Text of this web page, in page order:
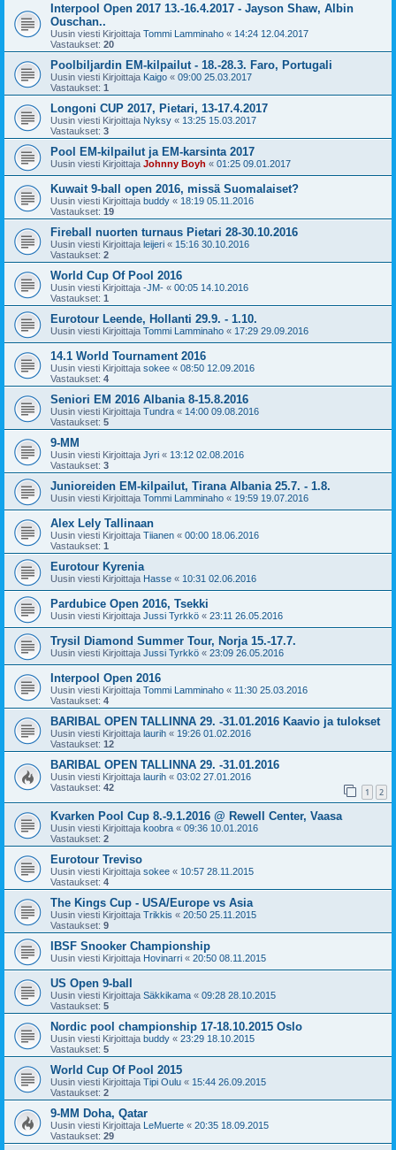
Interpool Open 2017 13.-16.4.2017 - Jayson Shaw, Albin
Ouschan..
Uusin viesti Kirjoittaja Tommi Lamminaho « 14:24 12.04.2017
Vastaukset: 20
Poolbiljardin EM-kilpailut - 18.-28.3. Faro, Portugali
Uusin viesti Kirjoittaja Kaigo « 09:00 25.03.2017
Vastaukset: 1
Longoni CUP 2017, Pietari, 13-17.4.2017
Uusin viesti Kirjoittaja Nyksy « 13:25 15.03.2017
Vastaukset: 3
Pool EM-kilpailut ja EM-karsinta 2017
Uusin viesti Kirjoittaja Johnny Boyh « 01:25 09.01.2017
Kuwait 9-ball open 2016, missä Suomalaiset?
Uusin viesti Kirjoittaja buddy « 18:19 05.11.2016
Vastaukset: 19
Fireball nuorten turnaus Pietari 28-30.10.2016
Uusin viesti Kirjoittaja leijeri « 15:16 30.10.2016
Vastaukset: 2
World Cup Of Pool 2016
Uusin viesti Kirjoittaja -JM- « 00:05 14.10.2016
Vastaukset: 1
Eurotour Leende, Hollanti 29.9. - 1.10.
Uusin viesti Kirjoittaja Tommi Lamminaho « 17:29 29.09.2016
14.1 World Tournament 2016
Uusin viesti Kirjoittaja sokee « 08:50 12.09.2016
Vastaukset: 4
Seniori EM 2016 Albania 8-15.8.2016
Uusin viesti Kirjoittaja Tundra « 14:00 09.08.2016
Vastaukset: 5
9-MM
Uusin viesti Kirjoittaja Jyri « 13:12 02.08.2016
Vastaukset: 3
Junioreiden EM-kilpailut, Tirana Albania 25.7. - 1.8.
Uusin viesti Kirjoittaja Tommi Lamminaho « 19:59 19.07.2016
Alex Lely Tallinaan
Uusin viesti Kirjoittaja Tiianen « 00:00 18.06.2016
Vastaukset: 1
Eurotour Kyrenia
Uusin viesti Kirjoittaja Hasse « 10:31 02.06.2016
Pardubice Open 2016, Tsekki
Uusin viesti Kirjoittaja Jussi Tyrkkö « 23:11 26.05.2016
Trysil Diamond Summer Tour, Norja 15.-17.7.
Uusin viesti Kirjoittaja Jussi Tyrkkö « 23:09 26.05.2016
Interpool Open 2016
Uusin viesti Kirjoittaja Tommi Lamminaho « 11:30 25.03.2016
Vastaukset: 4
BARIBAL OPEN TALLINNA 29. -31.01.2016 Kaavio ja tulokset
Uusin viesti Kirjoittaja laurih « 19:26 01.02.2016
Vastaukset: 12
BARIBAL OPEN TALLINNA 29. -31.01.2016
Uusin viesti Kirjoittaja laurih « 03:02 27.01.2016
Vastaukset: 42 1 2
Kvarken Pool Cup 8.-9.1.2016 @ Rewell Center, Vaasa
Uusin viesti Kirjoittaja koobra « 09:36 10.01.2016
Vastaukset: 2
Eurotour Treviso
Uusin viesti Kirjoittaja sokee « 10:57 28.11.2015
Vastaukset: 4
The Kings Cup - USA/Europe vs Asia
Uusin viesti Kirjoittaja Trikkis « 20:50 25.11.2015
Vastaukset: 9
IBSF Snooker Championship
Uusin viesti Kirjoittaja Hovinarri « 20:50 08.11.2015
US Open 9-ball
Uusin viesti Kirjoittaja Säkkikama « 09:28 28.10.2015
Vastaukset: 5
Nordic pool championship 17-18.10.2015 Oslo
Uusin viesti Kirjoittaja buddy « 23:29 18.10.2015
Vastaukset: 5
World Cup Of Pool 2015
Uusin viesti Kirjoittaja Tipi Oulu « 15:44 26.09.2015
Vastaukset: 2
9-MM Doha, Qatar
Uusin viesti Kirjoittaja LeMuerte « 20:35 18.09.2015
Vastaukset: 29